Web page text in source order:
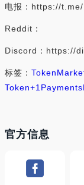
电报：https://
Reddit：
Discord：https://
标签： Token
Token+1 Payments
官方信息